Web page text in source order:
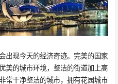
出现今天的经济奇迹。完美的国家
美的城市环境，整洁的街道加上高
常干净整洁的城市，拥有花园城市